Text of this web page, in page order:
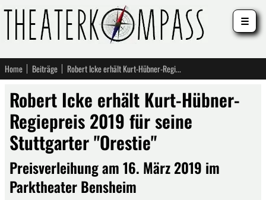
Home Beiträge Robert Icke erhält Kurt-Hübner-Regiepreis 2019 für seine Stuttgarter "Orestie"
Robert Icke erhält Kurt-Hübner-
Regiepreis 2019 für seine
Stuttgarter "Orestie"
Preisverleihung am 16. März 2019 im
Parktheater Bensheim
☰